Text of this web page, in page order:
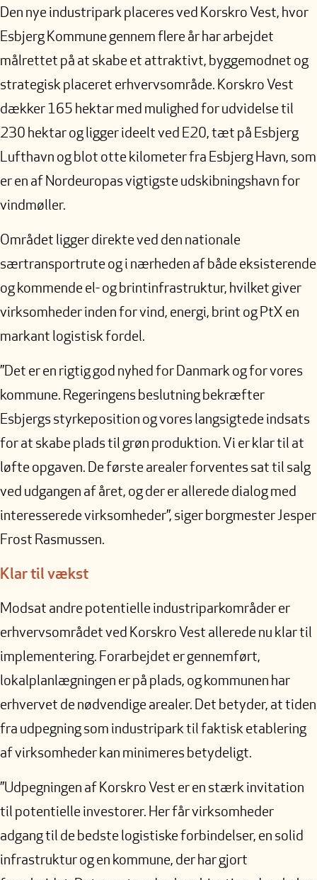
Den nye industripark placeres ved Korskro Vest, hvor
Esbjerg Kommune gennem flere år har arbejdet
målrettet på at skabe et attraktivt, byggemodnet og
strategisk placeret erhvervsområde. Korskro Vest
dækker 165 hektar med mulighed for udvidelse til
230 hektar og ligger ideelt ved E20, tæt på Esbjerg
Lufthavn og blot otte kilometer fra Esbjerg Havn, som
er en af Nordeuropas vigtigste udskibningshavn for
vindmøller.
Området ligger direkte ved den nationale
særtransportrute og i nærheden af både eksisterende
og kommende el- og brintinfrastruktur, hvilket giver
virksomheder inden for vind, energi, brint og PtX en
markant logistisk fordel.
”Det er en rigtig god nyhed for Danmark og for vores
kommune. Regeringens beslutning bekræfter
Esbjergs styrkeposition og vores langsigtede indsats
for at skabe plads til grøn produktion. Vi er klar til at
løfte opgaven. De første arealer forventes sat til salg
ved udgangen af året, og der er allerede dialog med
interesserede virksomheder”, siger borgmester Jesper
Frost Rasmussen.
Klar til vækst
Modsat andre potentielle industriparkområder er
erhvervsområdet ved Korskro Vest allerede nu klar til
implementering. Forarbejdet er gennemført,
lokalplanlægningen er på plads, og kommunen har
erhvervet de nødvendige arealer. Det betyder, at tiden
fra udpegning som industripark til faktisk etablering
af virksomheder kan minimeres betydeligt.
”Udpegningen af Korskro Vest er en stærk invitation
til potentielle investorer. Her får virksomheder
adgang til de bedste logistiske forbindelser, en solid
infrastruktur og en kommune, der har gjort